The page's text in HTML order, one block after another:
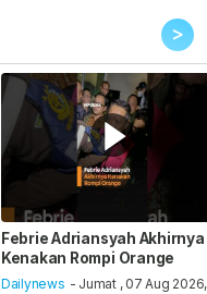
>
Febrie Adriansyah Akhirnya
Kenakan Rompi Orange
Dailynews - Jumat , 07 Aug 2026,